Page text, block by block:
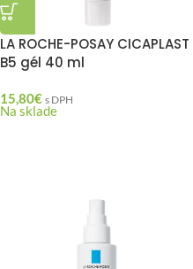
LA ROCHE-POSAY CICAPLAST
B5 gél 40 ml
15,80€ s DPH
Na sklade